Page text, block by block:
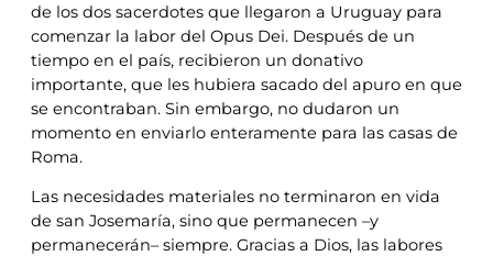
de los dos sacerdotes que llegaron a Uruguay para
comenzar la labor del Opus Dei. Después de un
tiempo en el país, recibieron un donativo
importante, que les hubiera sacado del apuro en que
se encontraban. Sin embargo, no dudaron un
momento en enviarlo enteramente para las casas de
Roma.
Las necesidades materiales no terminaron en vida
de san Josemaría, sino que permanecen –y
permanecerán– siempre. Gracias a Dios, las labores